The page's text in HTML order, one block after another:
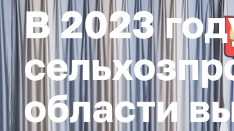
В 2023
области